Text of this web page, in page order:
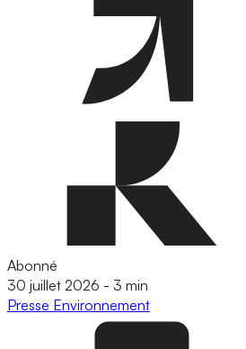
Abonné
30 juillet 2026 - 3 min
Presse Environnement